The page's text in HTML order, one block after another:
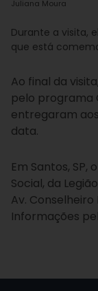
Juliana Moura
Durante a visita,
que está
Ao final da
pelo programa
entregaram
data.
Em Santos,
Social, da
Av. Conselheiro
Informações